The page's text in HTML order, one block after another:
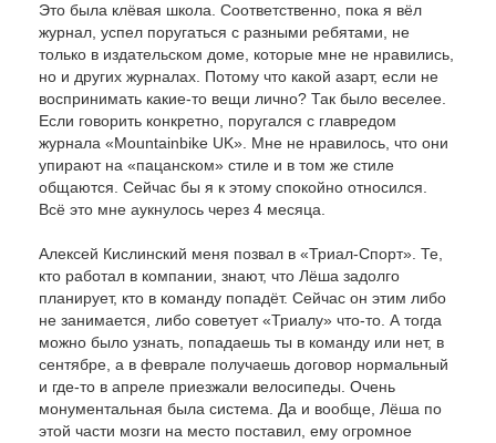
Это была клёвая школа. Соответственно, пока я вёл
журнал, успел поругаться с разными ребятами, не
только в издательском доме, которые мне не нравились,
но и других журналах. Потому что какой азарт, если не
воспринимать какие-то вещи лично? Так было веселее.
Если говорить конкретно, поругался с главредом
журнала «Mountainbike UK». Мне не нравилось, что они
упирают на «пацанском» стиле и в том же стиле
общаются. Сейчас бы я к этому спокойно относился.
Всё это мне аукнулось через 4 месяца.
Алексей Кислинский меня позвал в «Триал-Спорт». Те,
кто работал в компании, знают, что Лёша задолго
планирует, кто в команду попадёт. Сейчас он этим либо
не занимается, либо советует «Триалу» что-то. А тогда
можно было узнать, попадаешь ты в команду или нет, в
сентябре, а в феврале получаешь договор нормальный
и где-то в апреле приезжали велосипеды. Очень
монументальная была система. Да и вообще, Лёша по
этой части мозги на место поставил, ему огромное